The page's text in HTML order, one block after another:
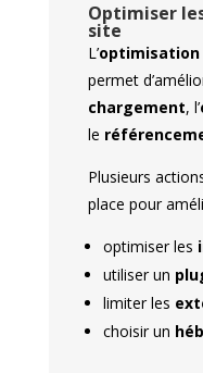
Optimiser
site
L’optimisation
permet
chargement, l’
le
Plusieurs
place pour
optimiser les
utiliser un
limiter les
choisir un